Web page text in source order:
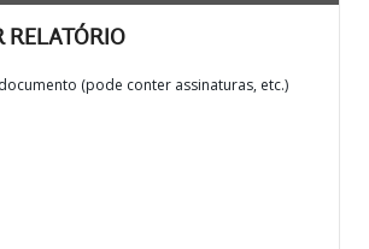
RELATÓRIO
(pode conter assinaturas, etc.)